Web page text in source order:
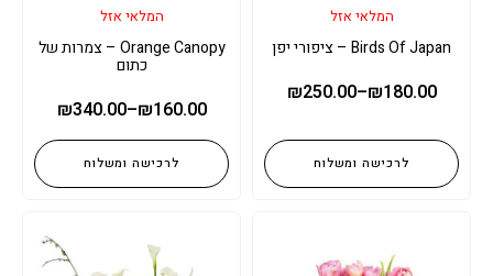
המלאי אזל
Birds Of Japan – ציפורי יפן
₪180.00
–
₪250.00
לרכישה ומשלוח
המלאי אזל
Orange Canopy – צמרות של
כתום
₪160.00
–
₪340.00
לרכישה ומשלוח